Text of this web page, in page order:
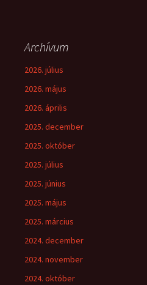
Archívum
2026. július
2026. május
2026. április
2025. december
2025. október
2025. július
2025. június
2025. május
2025. március
2024. december
2024. november
2024. október